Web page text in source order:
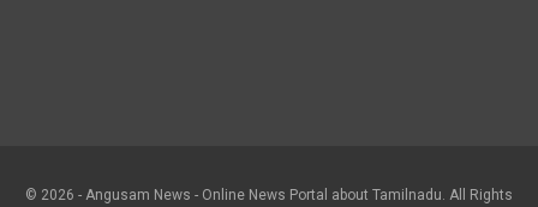
© 2026 - Angusam News - Online News Portal about Tamilnadu. All Rights